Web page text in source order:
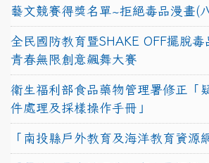
藝文競賽得獎名單~拒絕毒品漫畫(
全民國防教育暨SHAKE OFF擺脫
青春無限創意飆舞大賽
衛生福利部食品藥物管理署修正「
件處理及採樣操作手冊」
「南投縣戶外教育及海洋教育資源